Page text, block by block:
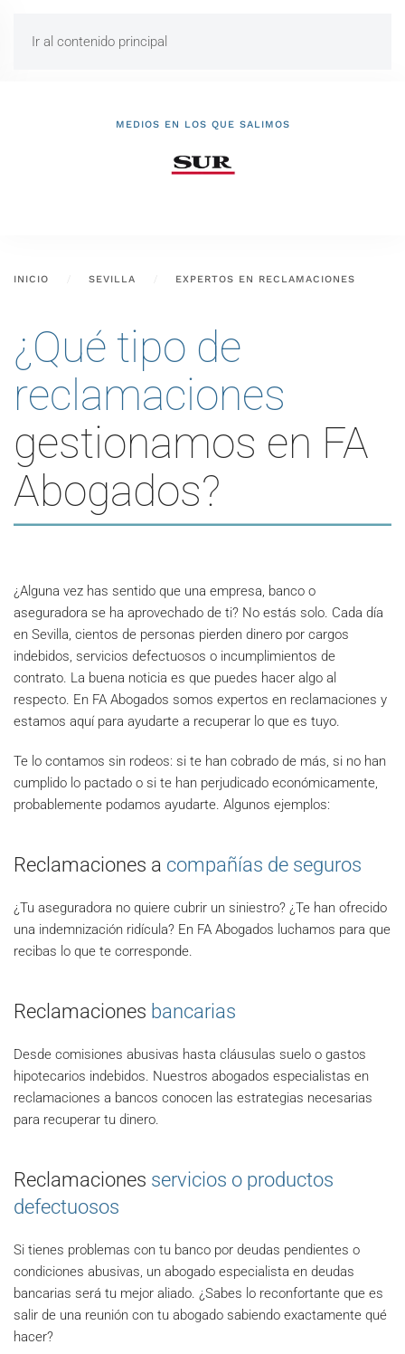
Ir al contenido principal
MEDIOS EN LOS QUE SALIMOS
INICIO SEVILLA EXPERTOS EN RECLAMACIONES
¿Qué tipo de
reclamaciones
gestionamos en FA
Abogados?
¿Alguna vez has sentido que una empresa, banco o
aseguradora se ha aprovechado de ti? No estás solo. Cada día
en Sevilla, cientos de personas pierden dinero por cargos
indebidos, servicios defectuosos o incumplimientos de
contrato. La buena noticia es que puedes hacer algo al
respecto. En FA Abogados somos expertos en reclamaciones y
estamos aquí para ayudarte a recuperar lo que es tuyo.
Te lo contamos sin rodeos: si te han cobrado de más, si no han
cumplido lo pactado o si te han perjudicado económicamente,
probablemente podamos ayudarte. Algunos ejemplos:
Reclamaciones a compañías de seguros
¿Tu aseguradora no quiere cubrir un siniestro? ¿Te han ofrecido
una indemnización ridícula? En FA Abogados luchamos para que
recibas lo que te corresponde.
Reclamaciones bancarias
Desde comisiones abusivas hasta cláusulas suelo o gastos
hipotecarios indebidos. Nuestros abogados especialistas en
reclamaciones a bancos conocen las estrategias necesarias
para recuperar tu dinero.
Reclamaciones servicios o productos
defectuosos
Si tienes problemas con tu banco por deudas pendientes o
condiciones abusivas, un abogado especialista en deudas
bancarias será tu mejor aliado. ¿Sabes lo reconfortante que es
salir de una reunión con tu abogado sabiendo exactamente qué
hacer?